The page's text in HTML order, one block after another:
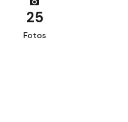
25
Fotos